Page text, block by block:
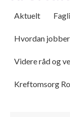
Aktuelt
Hvordan
Videre råd og
Kreftomsorg